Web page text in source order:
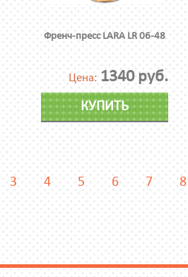
Френч-пресс LARA LR 06-48
Цена: 1340 руб.
КУПИТЬ
3 4 5 6 7 8